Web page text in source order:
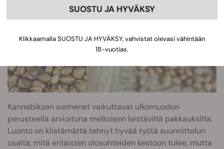
Kannabiksen siemenet vaikuttavat ulkomuodon
perusteella arvioituna melkoisen kestäviltä pakkauksilta.
Luonto on kiistämättä tehnyt hyvää työtä suunnittelun
osalta, mitä erilaisten olosuhteiden kestoon tulee, mutta
SUOSTU JA HYVÄKSY
Klikkaamalla SUOSTU JA HYVÄKSY, vahvistat olevasi vähintään
18-vuotias.